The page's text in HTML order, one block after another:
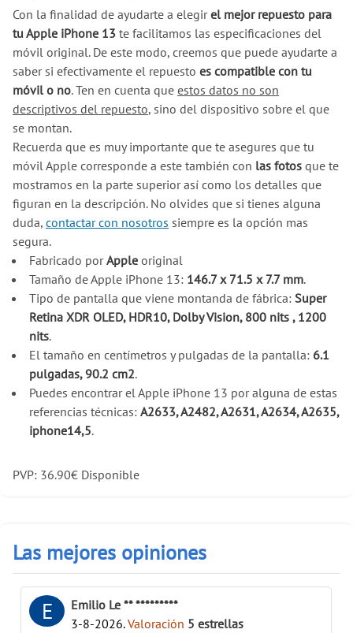
Con la finalidad de ayudarte a elegirel mejor repuesto para
tu Apple iPhone 13 te facilitamos las especificaciones del
móvil original. De este modo, creemos que puede ayudarte a
saber si efectivamente el repuesto es compatible con tu
móvil o no. Ten en cuenta que estos datos no son
descriptivos del repuesto, sino del dispositivo sobre el que
se montan.
Recuerda que es muy importante que te asegures que tu
móvil Apple corresponde a este también con las fotos que te
mostramos en la parte superior así como los detalles que
figuran en la descripción. No olvides que si tienes alguna
duda, contactar con nosotros siempre es la opción mas
segura.
Fabricado porAppleoriginal
Tamaño de Apple iPhone 13: 146.7 x 71.5 x 7.7 mm.
Tipo de pantalla que viene montanda de fábrica: Super
Retina XDR OLED, HDR10, Dolby Vision, 800 nits , 1200
nits.
El tamaño en centímetros y pulgadas de la pantalla: 6.1
pulgadas, 90.2 cm2.
Puedes encontrar el Apple iPhone 13 por alguna de estas
referencias técnicas: A2633, A2482, A2631, A2634, A2635,
iphone14,5.
PVP: 36.90€ Disponible
Las mejores opiniones
E
Emilio Le ** *********
3-8-2026.Valoración 5 estrellas